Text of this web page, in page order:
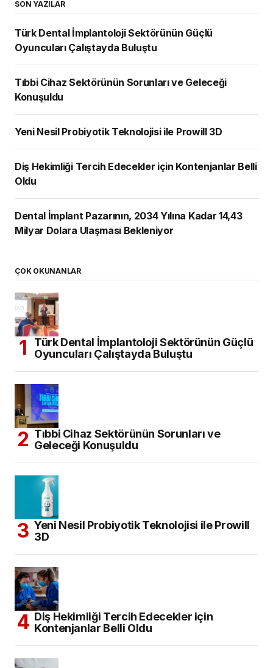
SON YAZILAR
Türk Dental İmplantoloji Sektörünün Güçlü
Oyuncuları Çalıştayda Buluştu
Tıbbi Cihaz Sektörünün Sorunları ve Geleceği
Konuşuldu
Yeni Nesil Probiyotik Teknolojisi ile Prowill 3D
Diş Hekimliği Tercih Edecekler için Kontenjanlar Belli
Oldu
Dental İmplant Pazarının, 2034 Yılına Kadar 14,43
Milyar Dolara Ulaşması Bekleniyor
ÇOK OKUNANLAR
Türk Dental İmplantoloji Sektörünün Güçlü
Oyuncuları Çalıştayda Buluştu
Tıbbi Cihaz Sektörünün Sorunları ve
Geleceği Konuşuldu
Yeni Nesil Probiyotik Teknolojisi ile Prowill
3D
Diş Hekimliği Tercih Edecekler için
Kontenjanlar Belli Oldu